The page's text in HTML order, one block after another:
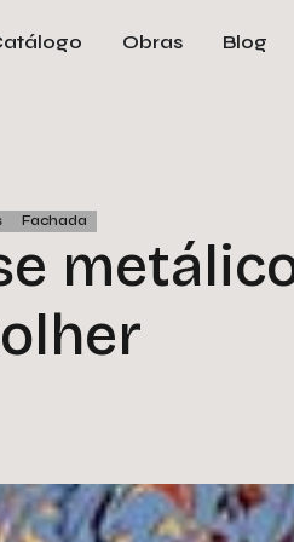
Obras Blog
Fachada
Email